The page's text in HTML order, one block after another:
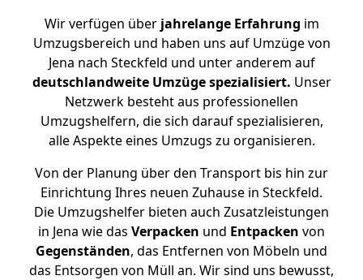
Wir verfügen überjahrelange Erfahrung im
Umzugsbereich und haben uns auf Umzüge von
Jena nach Steckfeld und unter anderem auf
deutschlandweite Umzüge spezialisiert. Unser
Netzwerk besteht aus professionellen
Umzugshelfern, die sich darauf spezialisieren,
alle Aspekte eines Umzugs zu organisieren.
Von der Planung über den Transport bis hin zur
Einrichtung Ihres neuen Zuhause in Steckfeld.
Die Umzugshelfer bieten auch Zusatzleistungen
in Jena wie das Verpacken und Entpacken von
Gegenständen, das Entfernen von Möbeln und
das Entsorgen von Müll an. Wir sind uns bewusst,